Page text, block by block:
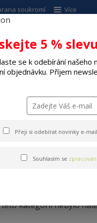
soukromí Více
SPOTŘEBIČE
této kategorii nebylo
5 %
se k odebírání
objednávku. Příjem
Přeji si odebírat novinky e-
Souhlasím se